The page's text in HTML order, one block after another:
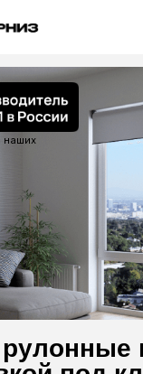
шторы с
под ключ от 14
760₽